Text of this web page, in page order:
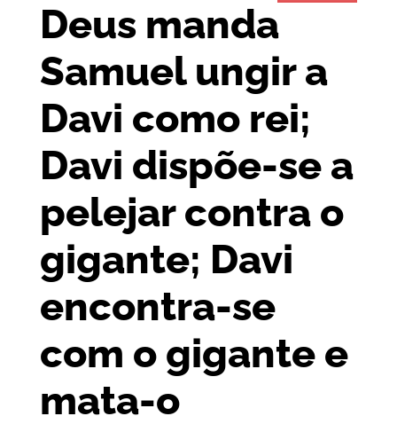
Deus manda
Samuel ungir a
Davi como rei;
Davi dispõe-se a
pelejar contra o
gigante; Davi
encontra-se
com o gigante e
mata-o